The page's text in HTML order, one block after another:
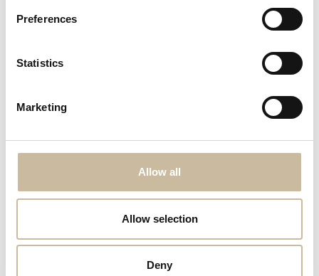
Preferences
Statistics
Marketing
Allow all
Allow selection
Deny